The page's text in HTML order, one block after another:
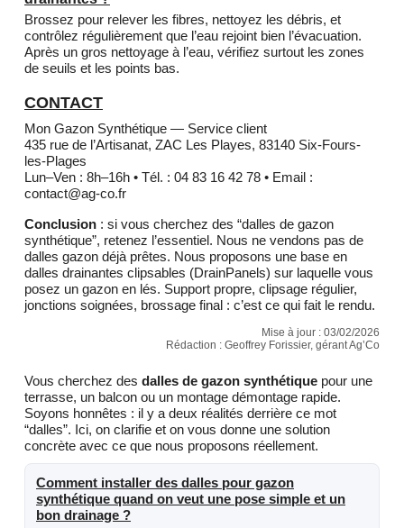
Brossez pour relever les fibres, nettoyez les débris, et
contrôlez régulièrement que l’eau rejoint bien l’évacuation.
Après un gros nettoyage à l’eau, vérifiez surtout les zones
de seuils et les points bas.
CONTACT
Mon Gazon Synthétique — Service client
435 rue de l’Artisanat, ZAC Les Playes, 83140 Six-Fours-
les-Plages
Lun–Ven : 8h–16h • Tél. : 04 83 16 42 78 • Email :
contact@ag-co.fr
Conclusion : si vous cherchez des “dalles de gazon
synthétique”, retenez l’essentiel. Nous ne vendons pas de
dalles gazon déjà prêtes. Nous proposons une base en
dalles drainantes clipsables (DrainPanels) sur laquelle vous
posez un gazon en lés. Support propre, clipsage régulier,
jonctions soignées, brossage final : c’est ce qui fait le rendu.
Mise à jour : 03/02/2026
Rédaction : Geoffrey Forissier, gérant Ag’Co
Vous cherchez des dalles de gazon synthétique pour une
terrasse, un balcon ou un montage démontage rapide.
Soyons honnêtes : il y a deux réalités derrière ce mot
“dalles”. Ici, on clarifie et on vous donne une solution
concrète avec ce que nous proposons réellement.
Comment installer des dalles pour gazon
synthétique quand on veut une pose simple et un
bon drainage ?